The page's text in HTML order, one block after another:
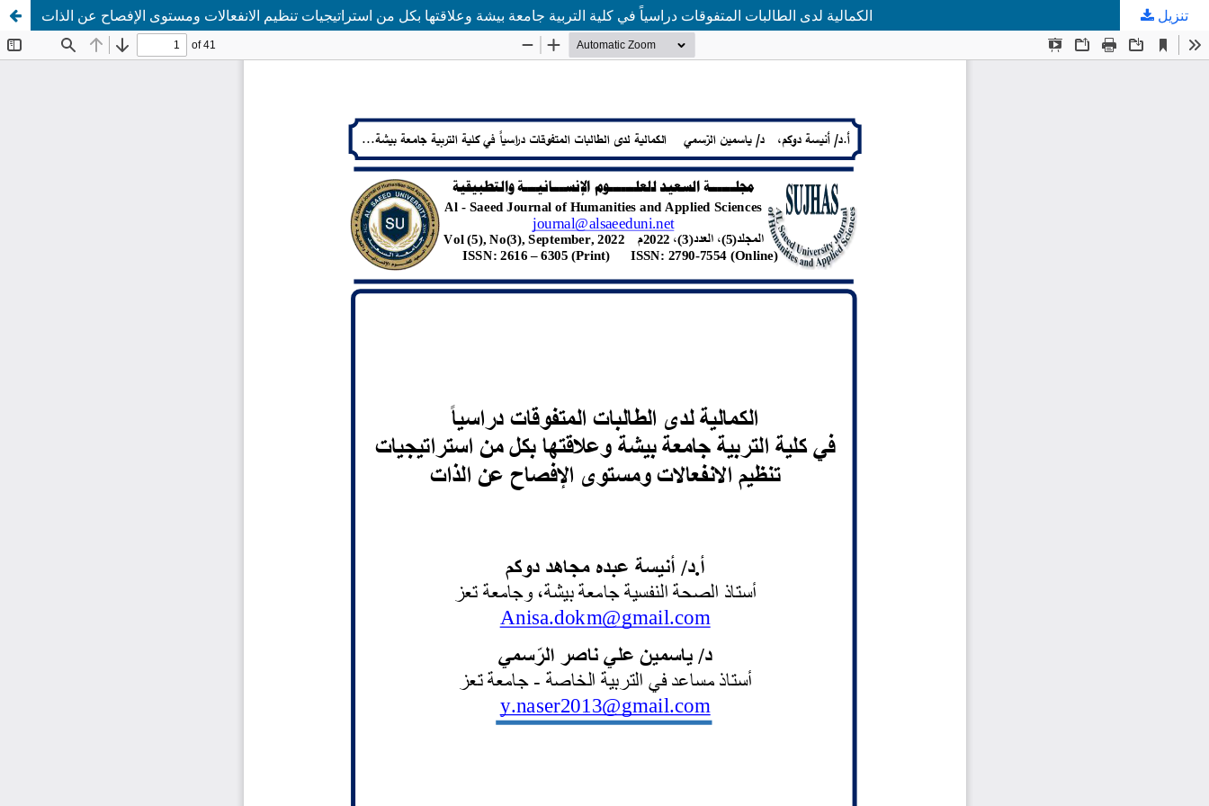
الكمالية لدى الطالبات المتفوقات دراسياً في كلية التربية جامعة بيشة وعلاقتها بكل من استراتيجيات تنظيم الانفعالات ومستوى الإفصاح عن الذات تنزيل